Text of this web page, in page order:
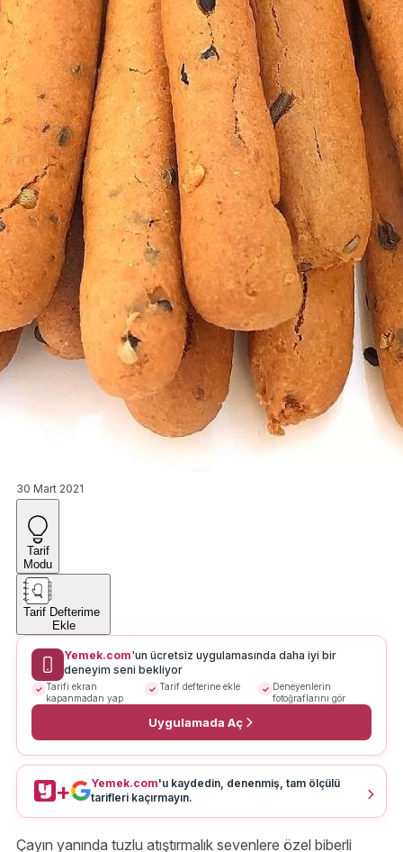
30 Mart 2021
Tarif
Modu
Tarif Defterime
Ekle
Yemek.com'un ücretsiz uygulamasında daha iyi bir
deneyim seni bekliyor
Tarifi ekran
kapanmadan yap
Tarif defterine ekle
Deneyenlerin
fotoğraflarını gör
Uygulamada Aç
+ Yemek.com'u kaydedin, denenmiş, tam ölçülü
tarifleri kaçırmayın.
Çayın yanında tuzlu atıştırmalık sevenlere özel biberli